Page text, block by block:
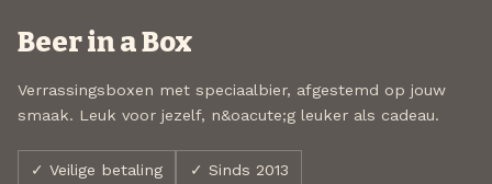
Beer in a Box
Verrassingsboxen met speciaalbier, afgestemd op jouw
smaak. Leuk voor jezelf, n&oacute;g leuker als cadeau.
✓ Veilige betaling ✓ Sinds 2013